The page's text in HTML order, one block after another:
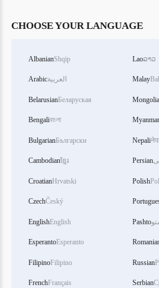
CHOOSE YOUR LANGUAGE
AlbanianShqip
Arabicالعربية
BelarusianБеларуская
Bengaliবাংলা
BulgarianБългарски
Cambodianខ្មែរ
CroatianHrvatski
CzechČeský
EnglishEnglish
EsperantoEsperanto
FilipinoFilipino
FrenchFrançais
Laoລາວ
Malay
Myanmar
Nepali
Persian
Polish
Pashto
Russian
Serbian